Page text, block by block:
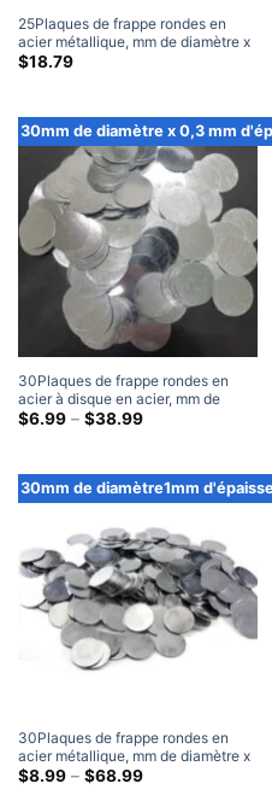
25Plaques de frappe rondes en
acier métallique, mm de diamètre x
1 mm d'épaisseur (300 Paquet)
$18.79
30mm de diamètre x 0,3 mm
30Plaques de frappe rondes en
acier à disque en acier, mm de
diamètre x 0,3 mm d'épaisseur
$6.99 – $38.99Gamme
à
travers
30mm de diamètre1mm
30Plaques de frappe rondes en
acier métallique, mm de diamètre x
1 mm d'épaisseur
$8.99 – $68.99Gamme